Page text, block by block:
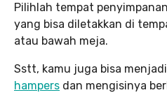
Pilihlah tempat
yang bisa diletakkan di
atau bawah meja.
Sstt, kamu juga bisa
hampers dan mengisinya